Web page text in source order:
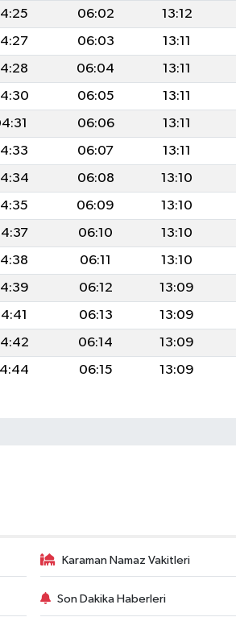
06:02 13:12
06:03 13:11
06:04 13:11
06:05 13:11
06:06 13:11
06:07 13:11
06:08 13:10
06:09 13:10
06:10 13:10
06:11 13:10
06:12 13:09
06:13 13:09
06:14 13:09
06:15 13:09
Karaman Namaz Vakitleri
Son Dakika Haberleri